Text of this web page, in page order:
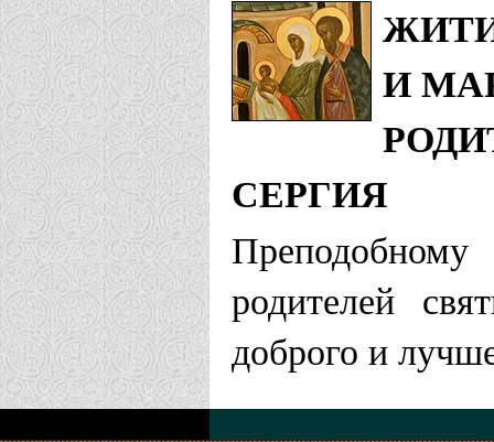
И
СЕРГИЯ
родителей
доброго и